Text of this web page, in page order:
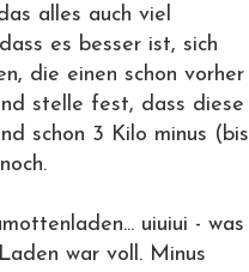
alles auch viel
es besser ist, sich
die einen schon vorher
stelle fest, dass diese
schon 3 Kilo minus (bis
uiuiui - was
war voll. Minus